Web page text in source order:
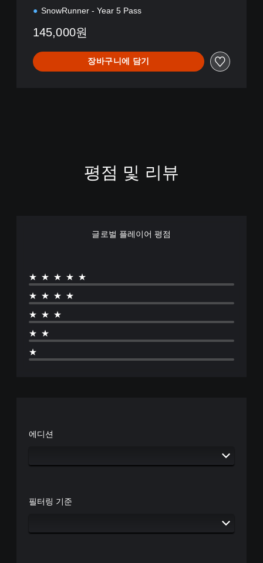
SnowRunner - Year 5 Pass
145,000원
장바구니에 담기
평점 및 리뷰
글로벌 플레이어 평점
★★★★★
★★★★
★★★
★★
★
에디션
필터링 기준